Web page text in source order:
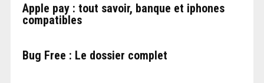
Apple pay : tout savoir, banque et iphones
compatibles
Bug Free : Le dossier complet